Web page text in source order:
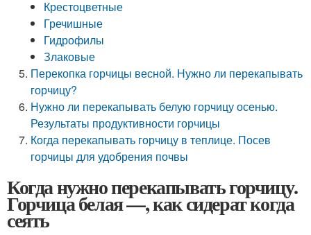
Крестоцветные
Гречишные
Гидрофилы
Злаковые
Перекопка горчицы весной. Нужно ли перекапывать
горчицу?
Нужно ли перекапывать белую горчицу осенью.
Результаты продуктивности горчицы
Когда перекапывать горчицу в теплице. Посев
горчицы для удобрения почвы
Когда нужно перекапывать горчицу.
Горчица белая —, как сидерат когда
сеять